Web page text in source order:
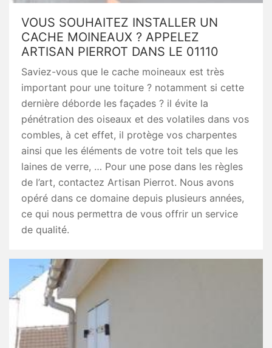
VOUS SOUHAITEZ INSTALLER UN
CACHE MOINEAUX ? APPELEZ
ARTISAN PIERROT DANS LE 01110
Saviez-vous que le cache moineaux est très
important pour une toiture ? notamment si cette
dernière déborde les façades ? il évite la
pénétration des oiseaux et des volatiles dans vos
combles, à cet effet, il protège vos charpentes
ainsi que les éléments de votre toit tels que les
laines de verre, … Pour une pose dans les règles
de l’art, contactez Artisan Pierrot. Nous avons
opéré dans ce domaine depuis plusieurs années,
ce qui nous permettra de vous offrir un service
de qualité.